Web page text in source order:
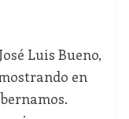
Luis Bueno,
en